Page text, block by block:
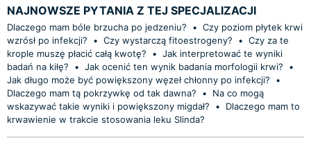
NAJNOWSZE PYTANIA Z TEJ SPECJALIZACJI
Dlaczego mam bóle brzucha po jedzeniu? • Czy poziom płytek krwi
wzrósł po infekcji?
• Czy wystarczą fitoestrogeny? • Czy za te
krople muszę płacić całą kwotę?
• Jak interpretować te wyniki
badań na kiłę?
• Jak ocenić ten wynik badania morfologii krwi?
•
Jak długo może być powiększony węzeł chłonny po infekcji?
•
Dlaczego mam tą pokrzywkę od tak dawna?
•
Na co mogą
wskazywać takie wyniki i powiększony migdał?
•
Dlaczego mam to
krwawienie w trakcie stosowania leku Slinda?